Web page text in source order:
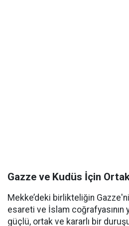
Gazze ve Kudüs İçin
Mekke’deki birlikteliğin
esareti ve İslam coğrafyasının
güçlü, ortak ve kararlı bir